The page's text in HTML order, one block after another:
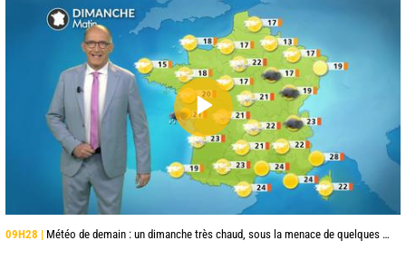
09H28 | Météo de demain : un dimanche très chaud, sous la menace de quelques orages